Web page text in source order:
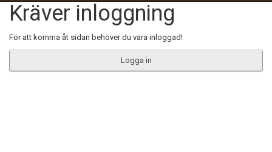
Kräver inloggning
För att komma åt sidan behöver du vara inloggad!
Logga in
100%
Epost: